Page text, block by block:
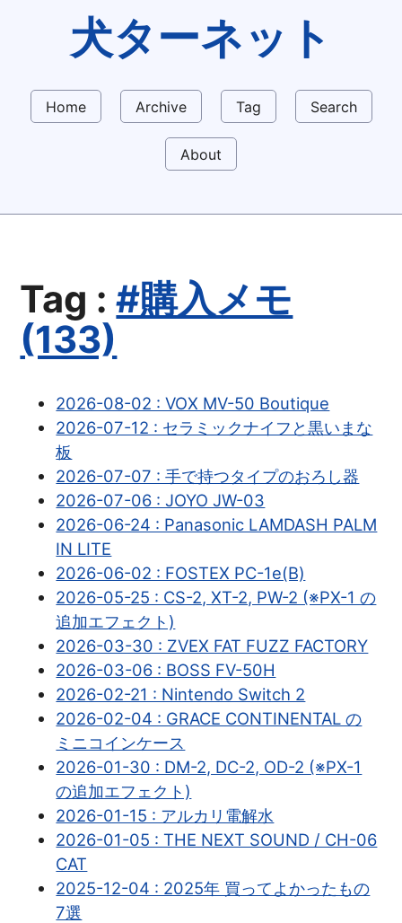
犬ターネット
Home Archive Tag Search
About
Tag :#購入メモ
(133)
2026-08-02 : VOX MV-50 Boutique
2026-07-12 : セラミックナイフと黒いまな
板
2026-07-07 : 手で持つタイプのおろし器
2026-07-06 : JOYO JW-03
2026-06-24 : Panasonic LAMDASH PALM
IN LITE
2026-06-02 : FOSTEX PC-1e(B)
2026-05-25 : CS-2, XT-2, PW-2 (※PX-1 の
追加エフェクト)
2026-03-30 : ZVEX FAT FUZZ FACTORY
2026-03-06 : BOSS FV-50H
2026-02-21 : Nintendo Switch 2
2026-02-04 : GRACE CONTINENTAL の
ミニコインケース
2026-01-30 : DM-2, DC-2, OD-2 (※PX-1
の追加エフェクト)
2026-01-15 : アルカリ電解水
2026-01-05 : THE NEXT SOUND / CH-06
CAT
2025-12-04 : 2025年 買ってよかったもの
7選